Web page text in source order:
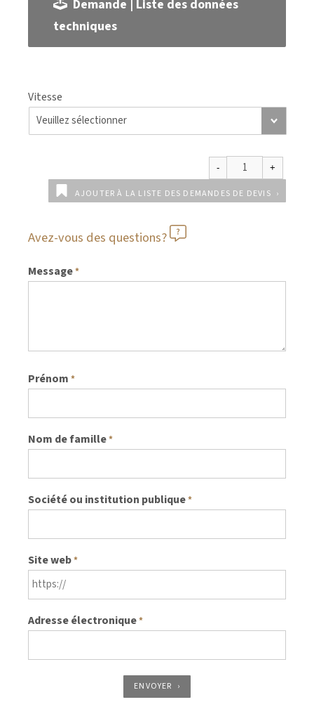
Demande | Liste des données
techniques
Vitesse
AJOUTER À LA LISTE DES DEMANDES DE DEVIS
Avez-vous des questions?
Message*
Prénom *
Nom de famille*
Société ou institution publique*
Site web*
Adresse électronique*
ENVOYER